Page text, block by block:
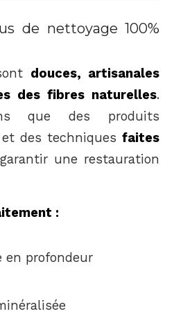
de nettoyage 100%
douces, artisanales
des fibres naturelles.
que des produits
des techniquesfaites
une restauration
:
en profondeur